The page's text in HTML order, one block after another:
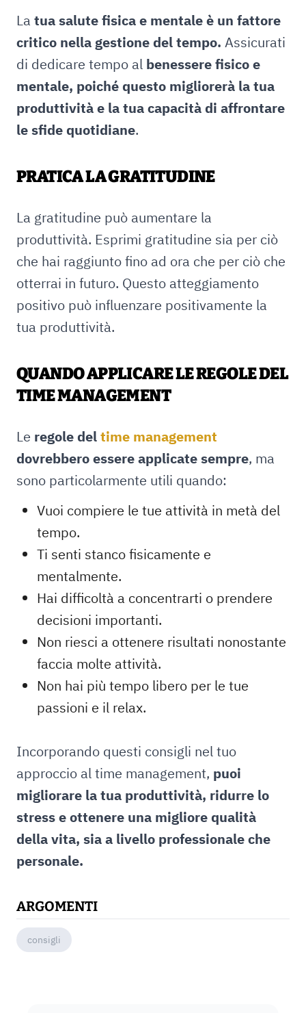
La tua salute fisica e mentale è un fattore
critico nella gestione del tempo. Assicurati
di dedicare tempo al benessere fisico e
mentale, poiché questo migliorerà la tua
produttività e la tua capacità di affrontare
le sfide quotidiane.
PRATICA LA GRATITUDINE
La gratitudine può aumentare la
produttività. Esprimi gratitudine sia per ciò
che hai raggiunto fino ad ora che per ciò che
otterrai in futuro. Questo atteggiamento
positivo può influenzare positivamente la
tua produttività.
QUANDO APPLICARE LE REGOLE DEL
TIME MANAGEMENT
Le regole deltime management
dovrebbero essere applicate sempre, ma
sono particolarmente utili quando:
Vuoi compiere le tue attività in metà del
tempo.
Ti senti stanco fisicamente e
mentalmente.
Hai difficoltà a concentrarti o prendere
decisioni importanti.
Non riesci a ottenere risultati nonostante
faccia molte attività.
Non hai più tempo libero per le tue
passioni e il relax.
Incorporando questi consigli nel tuo
approccio al time management, puoi
migliorare la tua produttività, ridurre lo
stress e ottenere una migliore qualità
della vita, sia a livello professionale che
personale.
ARGOMENTI
consigli